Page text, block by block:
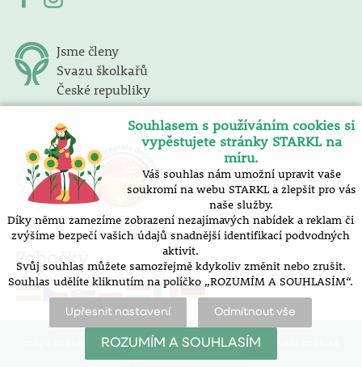
Jsme členy
Svazu školkařů
České republiky
Pobočky
prohlášení o přístupnosti |
nastavení cookies
Vytvořilo SOFICO-CZ, a.s.
Souhlasem s používáním cookies si
vypěstujete stránky STARKL na
míru.
Váš souhlas nám umožní upravit vaše
soukromí na webu STARKL a zlepšit pro vás
naše služby.
Díky němu zamezíme zobrazení nezajímavých nabídek a reklam či
zvýšíme bezpečí vašich údajů snadnější identifikací podvodných
aktivit.
Svůj souhlas můžete samozřejmě kdykoliv změnit nebo zrušit.
Souhlas udělíte kliknutím na políčko „ROZUMÍM A SOUHLASÍM“.
Upřesnit nastavení Odmítnout vše
ROZUMÍM A SOUHLASÍM